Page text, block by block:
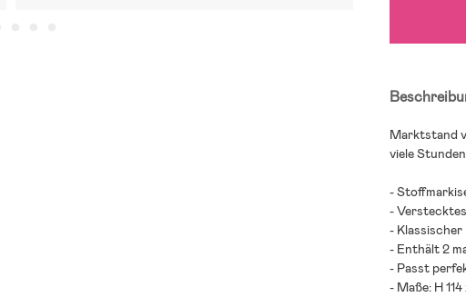
Marktstand
viele
-
-
- Klassischer
- Enthält 2
- Passt
- Maße: H